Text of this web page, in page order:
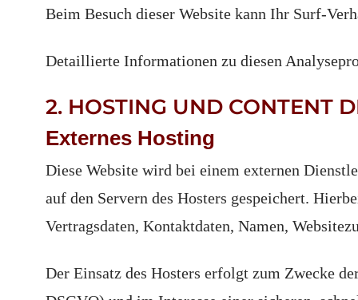
Beim Besuch dieser Website kann Ihr Surf-
Detaillierte Informationen zu diesen
2. HOSTING UND CONTENT
Externes Hosting
Diese Website wird bei einem externen
auf den Servern des Hosters gespeichert.
Vertragsdaten, Kontaktdaten, Namen,
Der Einsatz des Hosters erfolgt zum Zwecke